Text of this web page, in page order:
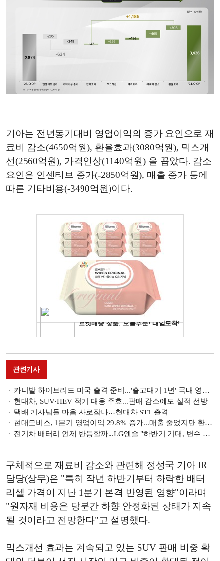
기아는 전년동기대비 영업이익의 증가 요인으로 재
료비 감소(4650억원), 환율효과(3080억원), 믹스개
선(2560억원), 가격인상(1140억원) 을 꼽았다. 감소
요인은 인센티브 증가(-2850억원), 매출 증가 등에
따른 기타비용(-3490억원)이다.
관련기사
카니발 하이브리드 미국 출격 준비...'출고대기 1년' 국내 영향 없을까
현대차, SUV·HEV 적기 대응 주효...판매 감소에도 실적 선방
택배 기사님들 마음 사로잡나…현대차 ST1 출격
현대모비스, 1분기 영업이익 29.8% 증가...매출 줄었지만 환율 덕 봤다
전기차 배터리 언제 반등할까...LG엔솔 "하반기 기대, 변수 많다"
구체적으로 재료비 감소와 관련해 정성국 기아 IR
담당(상무)은 "특히 작년 하반기부터 하락한 배터
리셀 가격이 지난 1분기 본격 반영된 영향"이라며
"원자재 비용은 당분간 하향 안정화된 상태가 지속
될 것이라고 전망한다"고 설명했다.
믹스개선 효과는 계속되고 있는 SUV 판매 비중 확